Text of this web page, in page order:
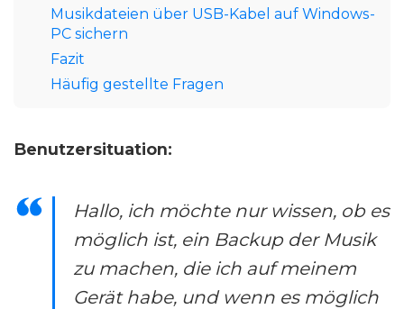
Musikdateien über USB-Kabel auf Windows-
PC sichern
Fazit
Häufig gestellte Fragen
Benutzersituation:
Hallo, ich möchte nur wissen, ob es
möglich ist, ein Backup der Musik
zu machen, die ich auf meinem
Gerät habe, und wenn es möglich